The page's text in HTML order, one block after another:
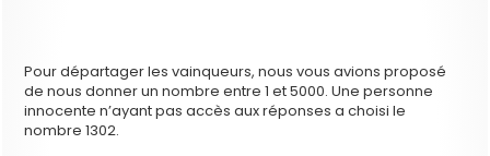
Pour départager les vainqueurs, nous vous avions proposé
de nous donner un nombre entre 1 et 5000. Une personne
innocente n’ayant pas accès aux réponses a choisi le
nombre 1302.